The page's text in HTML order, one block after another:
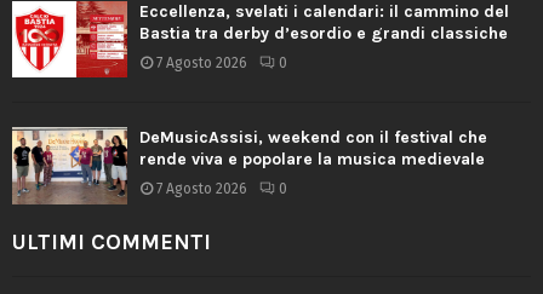
Eccellenza, svelati i calendari: il cammino del
Bastia tra derby d’esordio e grandi classiche
7 Agosto 2026 0
DeMusicAssisi, weekend con il festival che
rende viva e popolare la musica medievale
7 Agosto 2026 0
ULTIMI COMMENTI